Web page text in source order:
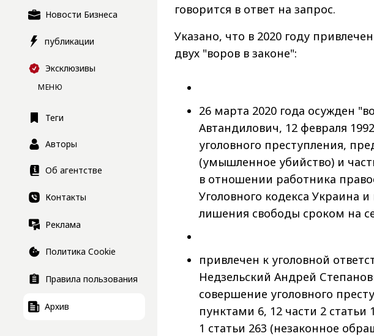
Новости Бизнеса
публикации
Эксклюзивы
МЕНЮ
Теги
Авторы
Об агентстве
Контакты
Реклама
Политика Cookie
Правила пользования
Архив
говорится в ответ на запрос.
Указано, что в 2020 году
двух "воров в законе":
26 марта 2020 года осужден
Автандилович, 12 февраля
уголовного преступления,
(умышленное убийство) и
в отношении работника
Уголовного кодекса Украина
лишения свободы сроком на
привлечен к уголовной
Недзельский Андрей
совершение уголовного
пунктами 6, 12 части 2
1 статьи 263 (незаконное